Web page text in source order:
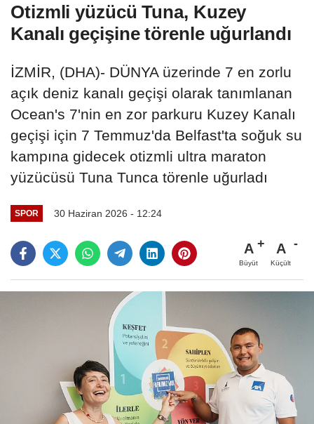
Otizmli yüzücü Tuna, Kuzey
Kanalı geçişine törenle uğurlandı
İZMİR, (DHA)- DÜNYA üzerinde 7 en zorlu
açık deniz kanalı geçişi olarak tanımlanan
Ocean's 7'nin en zor parkuru Kuzey Kanalı
geçişi için 7 Temmuz'da Belfast'ta soğuk su
kampına gidecek otizmli ultra maraton
yüzücüsü Tuna Tunca törenle uğurladı
SPOR 30 Haziran 2026 - 12:24
A
Büyüt
A
Küçült